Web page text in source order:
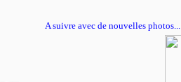
A suivre avec de nouvelles photos...